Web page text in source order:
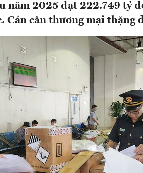
năm 2025 đạt 222.749 tỷ
Cán cân thương mại thặng